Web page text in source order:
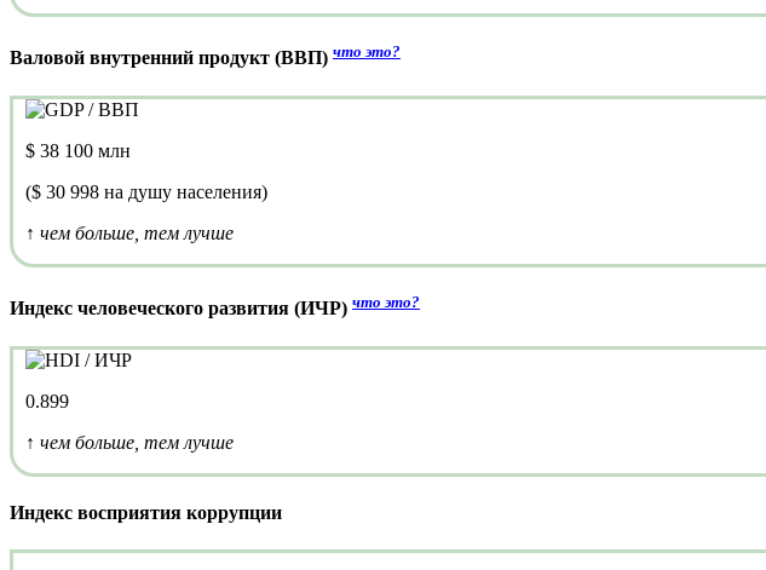
Валовой внутренний продукт (ВВП) что это?
$ 38 100 млн
($ 30 998 на душу населения)
↑ чем больше, тем лучше
Индекс человеческого развития (ИЧР) что это?
0.899
↑ чем больше, тем лучше
Индекс восприятия коррупции